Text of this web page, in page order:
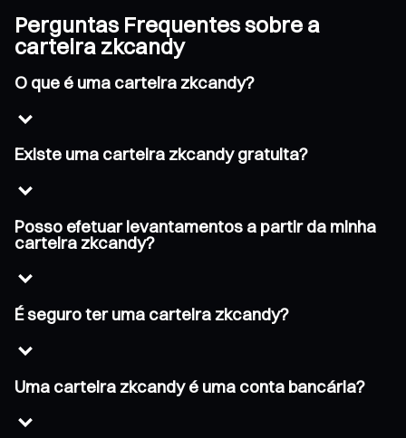
Perguntas Frequentes sobre a
carteira zkcandy
O que é uma carteira zkcandy?
Existe uma carteira zkcandy gratuita?
Posso efetuar levantamentos a partir da minha
carteira zkcandy?
É seguro ter uma carteira zkcandy?
Uma carteira zkcandy é uma conta bancária?